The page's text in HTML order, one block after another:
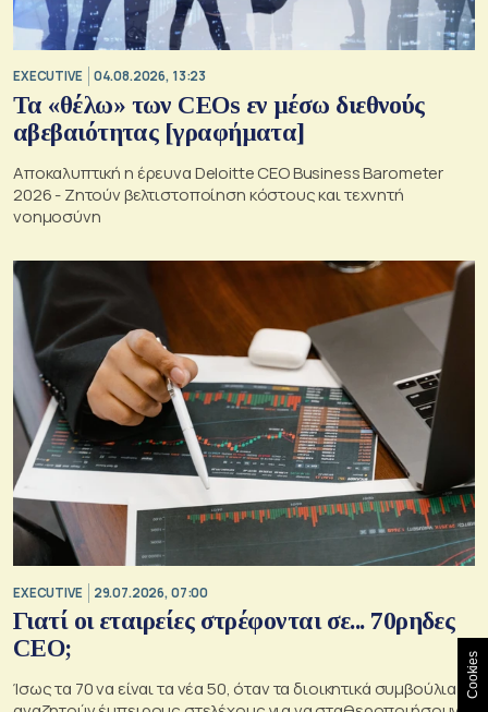
EXECUTIVE 04.08.2026, 13:23
Τα «θέλω» των CEOs εν μέσω διεθνούς
αβεβαιότητας [γραφήματα]
Αποκαλυπτική η έρευνα Deloitte CEO Business Barometer
2026 - Ζητούν βελτιστοποίηση κόστους και τεχνητή
νοημοσύνη
EXECUTIVE 29.07.2026, 07:00
Γιατί οι εταιρείες στρέφονται σε... 70ρηδες
CEO;
Ίσως τα 70 να είναι τα νέα 50, όταν τα διοικητικά συμβούλια Cookies